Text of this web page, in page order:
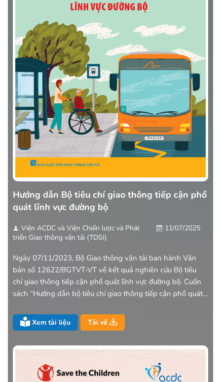
Hướng dẫn Bộ tiêu chí giao thông tiếp cận phổ
quát lĩnh vực đường bộ
Viện ACDC và Viện Chiến lược và Phát
triển Giao thông vận tải (TDSI)
11/07/2025
Ngày 07/11/2023, Bộ Giao thông vận tải ban hành Văn
bản số 12622/BGTVT-VT về kết quả nghiên cứu Bộ tiêu
chí giao thông tiếp cận phổ quát lĩnh vực đường bộ. Cuốn
sách “Hướng dẫn bộ tiêu chí giao thông tiếp cận phổ quát
đồng (ACDC) phối hợp với Viện Chiến lược và Phát triển
Giao thông vận tải (TDSI) biên soạn dưới sự tài trợ của Cơ
khuôn khổ dự án “Tăng cường cơ hội và nâng cao vị thế
cho người khuyết tật giai đoạn II” hướng đến mục tiêu
hướng dẫn đánh giá mức độ giao thông tiếp cận phổ quát
Xem tài liệu Tải về